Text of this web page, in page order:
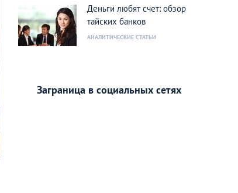
Деньги любят счет: обзор
тайских банков
АНАЛИТИЧЕСКИЕ СТАТЬИ
Заграница в социальных сетях